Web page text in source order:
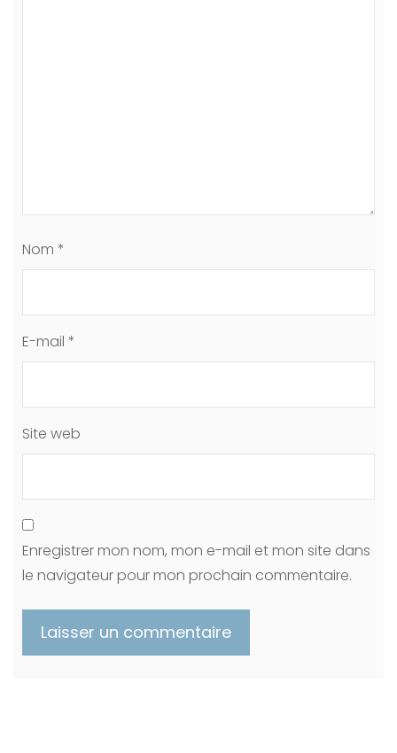
Nom *
E-mail *
Site web
Enregistrer mon nom, mon e-mail et mon site dans
le navigateur pour mon prochain commentaire.